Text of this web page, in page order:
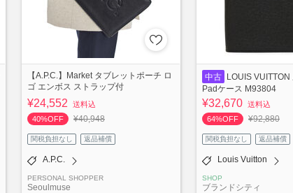
【A.P.C.】Market タブレットポーチ ロ
ゴ エンボス ストラップ付
¥24,552
送料込
40%OFF
¥40,948
関税負担なし 返品補償
A.P.C.
PERSONAL SHOPPER
Seoulmuse
中古
LOUIS VUITTON
Padケース M93804
¥32,670 送料込
64%OFF
¥92,880
関税負担なし 返品補償
Louis Vuitton
SHOP
ブランドシティ